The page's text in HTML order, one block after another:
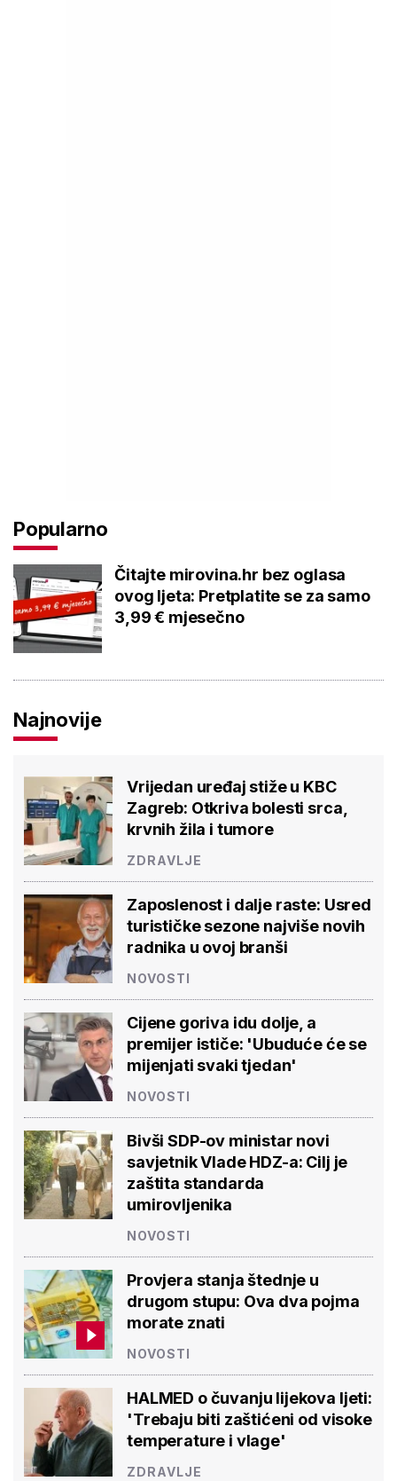
Popularno
Čitajte mirovina.hr bez oglasa
ovog ljeta: Pretplatite se za samo
3,99 € mjesečno
Najnovije
Vrijedan uređaj stiže u KBC
Zagreb: Otkriva bolesti srca,
krvnih žila i tumore
ZDRAVLJE
Zaposlenost i dalje raste: Usred
turističke sezone najviše novih
radnika u ovoj branši
NOVOSTI
Cijene goriva idu dolje, a
premijer ističe: 'Ubuduće će se
mijenjati svaki tjedan'
NOVOSTI
Bivši SDP-ov ministar novi
savjetnik Vlade HDZ-a: Cilj je
zaštita standarda
umirovljenika
NOVOSTI
Provjera stanja štednje u
drugom stupu: Ova dva pojma
morate znati
NOVOSTI
HALMED o čuvanju lijekova ljeti:
'Trebaju biti zaštićeni od visoke
temperature i vlage'
ZDRAVLJE